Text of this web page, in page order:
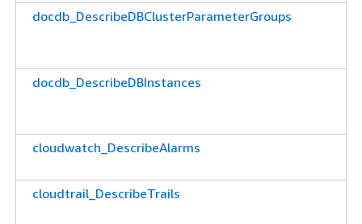
docdb_DescribeDBClusterParameterGroups
docdb_DescribeDBInstances
cloudwatch_DescribeAlarms
cloudtrail_DescribeTrails